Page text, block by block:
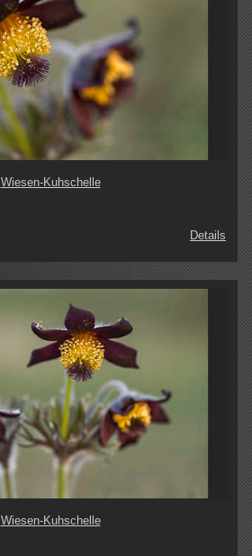
Wiesen-Kuhschelle
Details
Wiesen-Kuhschelle